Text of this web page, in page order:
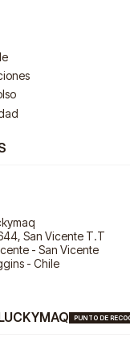
San Vicente T.T
- San Vicente
- Chile
PUNTO DE